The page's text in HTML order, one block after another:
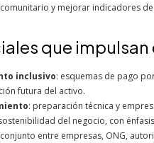
y mejorar indicadores
que
inclusivo: esquemas de pago
futura del activo.
: preparación técnica y
del negocio, con
entre empresas, ONG,